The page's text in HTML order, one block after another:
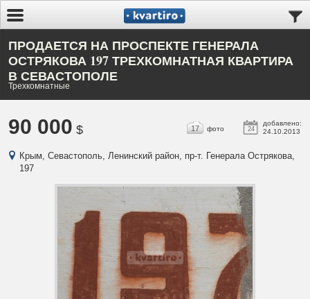
ПРОДАЕТСЯ НА ПРОСПЕКТЕ ГЕНЕРАЛА
ОСТРЯКОВА 197 ТРЕХКОМНАТНАЯ КВАРТИРА
В СЕВАСТОПОЛЕ
Трехкомнатные
90 000 $ 24
добавлено:
24.10.2013
17 фото
Крым, Севастополь, Ленинский район, пр-т. Генерала Острякова,
197